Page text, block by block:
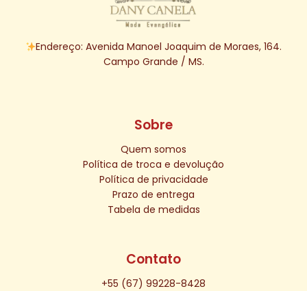
Endereço: Avenida Manoel Joaquim de Moraes, 164.
Campo Grande / MS.
Sobre
Quem somos
Política de troca e devolução
Política de privacidade
Prazo de entrega
Tabela de medidas
Contato
+55 (67) 99228-8428